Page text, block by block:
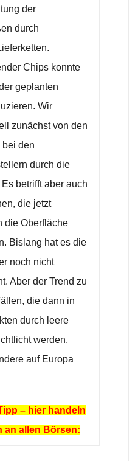
der
durch
Chips konnte
geplanten
Wir
zunächst von den
den
durch die
betrifft aber auch
die jetzt
die Oberfläche
Bislang hat es die
noch nicht
Aber der Trend zu
die dann in
durch leere
werden,
auf Europa
– hier handeln
an allen Börsen: